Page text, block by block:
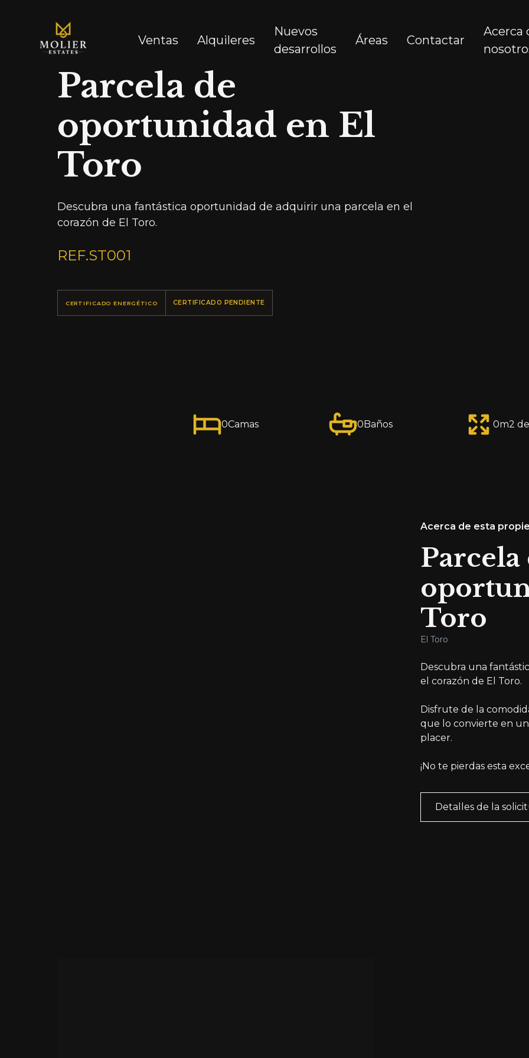
Ventas Alquileres
Nuevos
desarrollos
Áreas Contactar
Acerca
Parcela de
oportunidad en El
Toro
Descubra una fantástica oportunidad de adquirir una parcela en el
corazón de El Toro.
REF.ST001
CERTIFICADO ENERGÉTICO CERTIFICADO PENDIENTE
0Camas 0Baños 0m2
Acerca de esta
Parcela
Toro
El Toro
Descubra una
el corazón de El Toro.
Disfrute de la
que lo convierte en
placer.
¡No te pierdas esta
Detalles de la